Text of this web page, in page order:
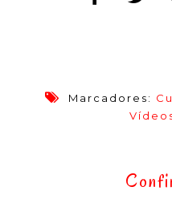
Marcadores: